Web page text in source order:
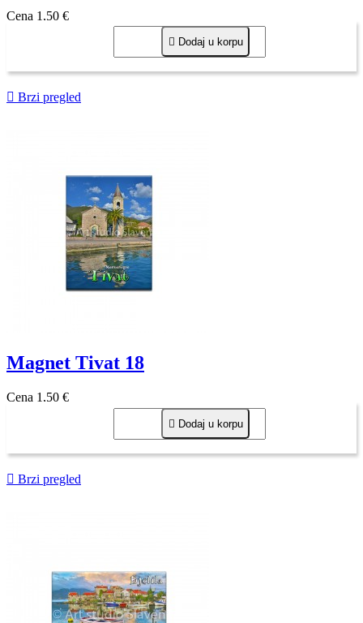
Cena 1,50 €
 Dodaj u korpu
 Brzi pregled
Magnet Tivat 18
Cena 1,50 €
 Dodaj u korpu
 Brzi pregled